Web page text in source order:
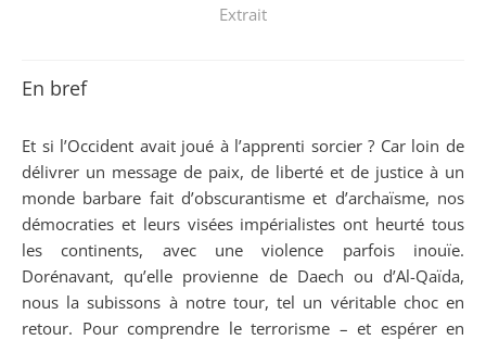
Extrait
En bref
Et si l’Occident avait joué à l’apprenti sorcier ? Car loin de
délivrer un message de paix, de liberté et de justice à un
monde barbare fait d’obscurantisme et d’archaïsme, nos
démocraties et leurs visées impérialistes ont heurté tous
les continents, avec une violence parfois inouïe.
Dorénavant, qu’elle provienne de Daech ou d’Al-Qaïda,
nous la subissons à notre tour, tel un véritable choc en
retour. Pour comprendre le terrorisme – et espérer en